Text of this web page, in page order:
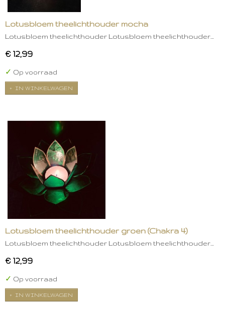
Lotusbloem theelichthouder mocha
Lotusbloem theelichthouder Lotusbloem theelichthouder…
€ 12,99
✓ Op voorraad
IN WINKELWAGEN
Lotusbloem theelichthouder groen (Chakra 4)
Lotusbloem theelichthouder Lotusbloem theelichthouder…
€ 12,99
✓ Op voorraad
IN WINKELWAGEN